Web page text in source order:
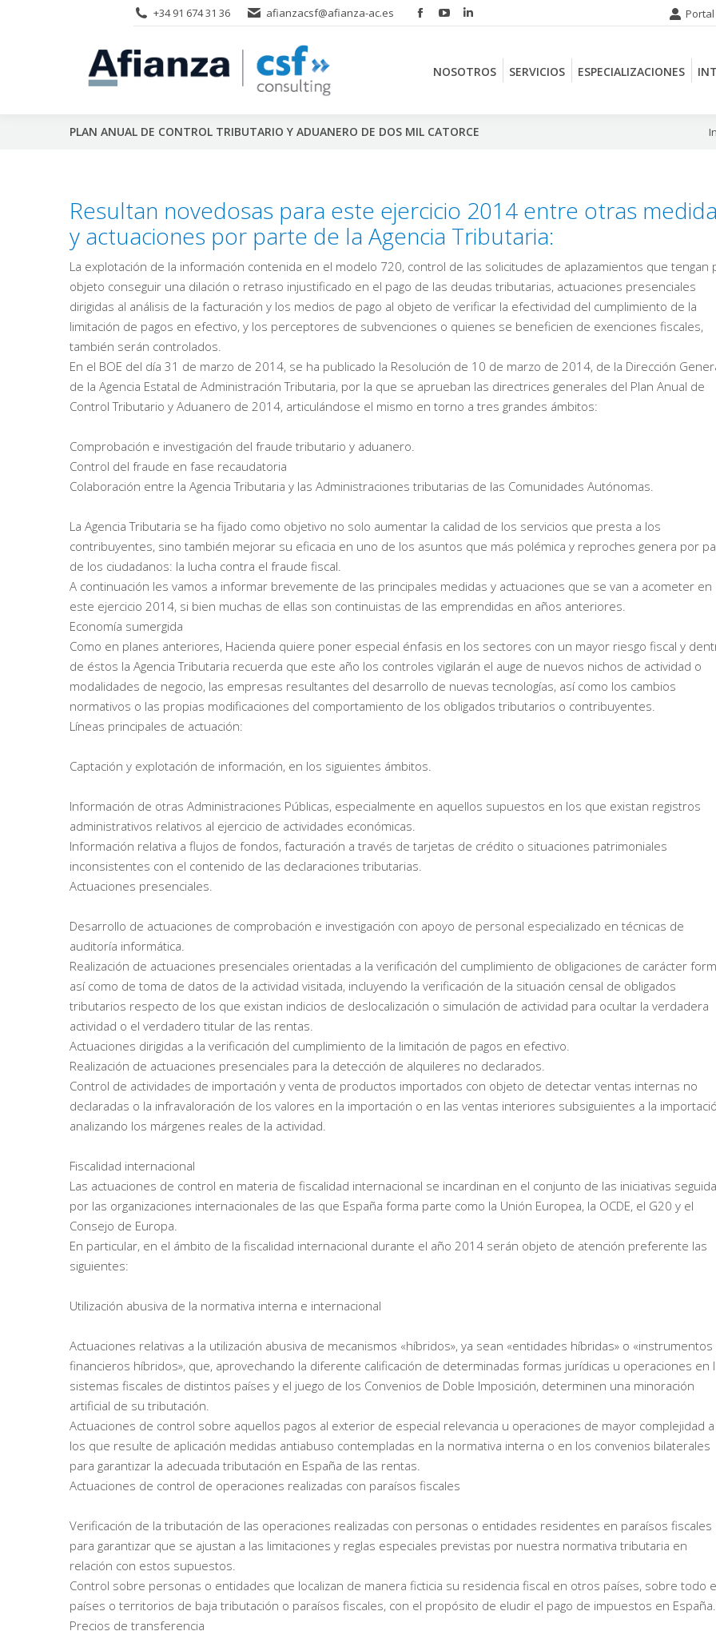
+34 91 674 31 36 afianzacsf@afianza-ac.es
Facebook
opens
window
YouTube
opens
window
Linkedin
opens
window
NOSOTROS SERVICIOS ESPECIALIZACIONES
PLAN ANUAL DE CONTROL TRIBUTARIO Y ADUANERO DE DOS MIL CATORCE
Resultan novedosas para este ejercicio 2014 entre otras
y actuaciones por parte de la Agencia Tributaria:
La explotación de la información contenida en el modelo 720, control de las solicitudes de aplazamientos que tengan
objeto conseguir una dilación o retraso injustificado en el pago de las deudas tributarias, actuaciones presenciales
dirigidas al análisis de la facturación y los medios de pago al objeto de verificar la efectividad del cumplimiento de la
limitación de pagos en efectivo, y los perceptores de subvenciones o quienes se beneficien de exenciones fiscales,
también serán controlados.
En el BOE del día 31 de marzo de 2014, se ha publicado la Resolución de 10 de marzo de 2014, de la Dirección
de la Agencia Estatal de Administración Tributaria, por la que se aprueban las directrices generales del Plan Anual de
Control Tributario y Aduanero de 2014, articulándose el mismo en torno a tres grandes ámbitos:
Comprobación e investigación del fraude tributario y aduanero.
Control del fraude en fase recaudatoria
Colaboración entre la Agencia Tributaria y las Administraciones tributarias de las Comunidades Autónomas.
La Agencia Tributaria se ha fijado como objetivo no solo aumentar la calidad de los servicios que presta a los
contribuyentes, sino también mejorar su eficacia en uno de los asuntos que más polémica y reproches genera por
de los ciudadanos: la lucha contra el fraude fiscal.
A continuación les vamos a informar brevemente de las principales medidas y actuaciones que se van a acometer en
este ejercicio 2014, si bien muchas de ellas son continuistas de las emprendidas en años anteriores.
Economía sumergida
Como en planes anteriores, Hacienda quiere poner especial énfasis en los sectores con un mayor riesgo fiscal y
de éstos la Agencia Tributaria recuerda que este año los controles vigilarán el auge de nuevos nichos de actividad o
modalidades de negocio, las empresas resultantes del desarrollo de nuevas tecnologías, así como los cambios
normativos o las propias modificaciones del comportamiento de los obligados tributarios o contribuyentes.
Líneas principales de actuación:
Captación y explotación de información, en los siguientes ámbitos.
Información de otras Administraciones Públicas, especialmente en aquellos supuestos en los que existan registros
administrativos relativos al ejercicio de actividades económicas.
Información relativa a flujos de fondos, facturación a través de tarjetas de crédito o situaciones patrimoniales
inconsistentes con el contenido de las declaraciones tributarias.
Actuaciones presenciales.
Desarrollo de actuaciones de comprobación e investigación con apoyo de personal especializado en técnicas de
auditoría informática.
Realización de actuaciones presenciales orientadas a la verificación del cumplimiento de obligaciones de carácter
así como de toma de datos de la actividad visitada, incluyendo la verificación de la situación censal de obligados
tributarios respecto de los que existan indicios de deslocalización o simulación de actividad para ocultar la verdadera
actividad o el verdadero titular de las rentas.
Actuaciones dirigidas a la verificación del cumplimiento de la limitación de pagos en efectivo.
Realización de actuaciones presenciales para la detección de alquileres no declarados.
Control de actividades de importación y venta de productos importados con objeto de detectar ventas internas no
declaradas o la infravaloración de los valores en la importación o en las ventas interiores subsiguientes a la
analizando los márgenes reales de la actividad.
Fiscalidad internacional
Las actuaciones de control en materia de fiscalidad internacional se incardinan en el conjunto de las iniciativas
por las organizaciones internacionales de las que España forma parte como la Unión Europea, la OCDE, el G20 y el
Consejo de Europa.
En particular, en el ámbito de la fiscalidad internacional durante el año 2014 serán objeto de atención preferente las
siguientes:
Utilización abusiva de la normativa interna e internacional
Actuaciones relativas a la utilización abusiva de mecanismos «híbridos», ya sean «entidades híbridas» o «instrumentos
financieros híbridos», que, aprovechando la diferente calificación de determinadas formas jurídicas u operaciones en
sistemas fiscales de distintos países y el juego de los Convenios de Doble Imposición, determinen una minoración
artificial de su tributación.
Actuaciones de control sobre aquellos pagos al exterior de especial relevancia u operaciones de mayor complejidad a
los que resulte de aplicación medidas antiabuso contempladas en la normativa interna o en los convenios bilaterales
para garantizar la adecuada tributación en España de las rentas.
Actuaciones de control de operaciones realizadas con paraísos fiscales
Verificación de la tributación de las operaciones realizadas con personas o entidades residentes en paraísos fiscales
para garantizar que se ajustan a las limitaciones y reglas especiales previstas por nuestra normativa tributaria en
relación con estos supuestos.
Control sobre personas o entidades que localizan de manera ficticia su residencia fiscal en otros países, sobre todo
países o territorios de baja tributación o paraísos fiscales, con el propósito de eludir el pago de impuestos en España.
Precios de transferencia